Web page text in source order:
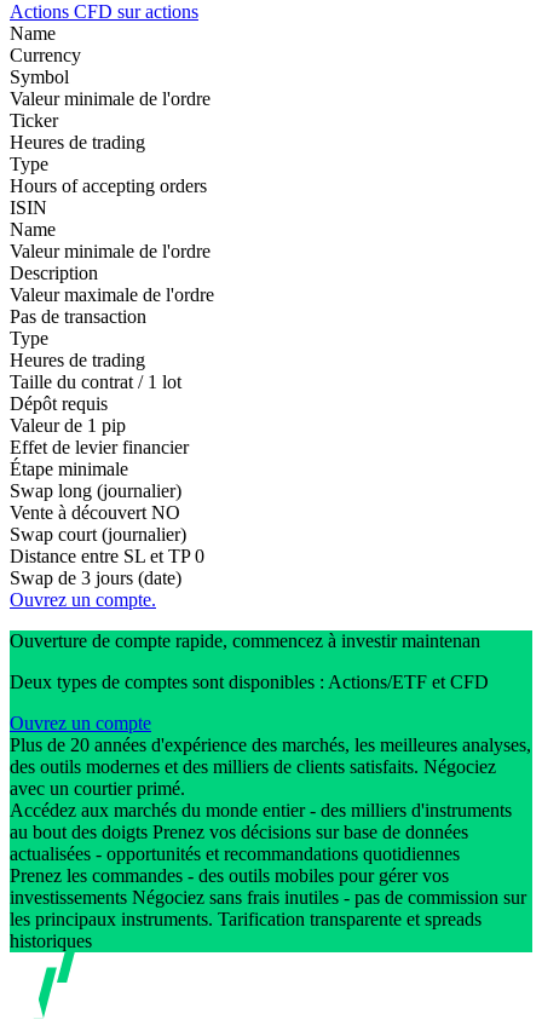
Actions CFD sur actions
Name
Currency
Symbol
Valeur minimale de l'ordre
Ticker
Heures de trading
Type
Hours of accepting orders
ISIN
Name
Valeur minimale de l'ordre
Description
Valeur maximale de l'ordre
Pas de transaction
Type
Heures de trading
Taille du contrat / 1 lot
Dépôt requis
Valeur de 1 pip
Effet de levier financier
Étape minimale
Swap long (journalier)
Vente à découvert NO
Swap court (journalier)
Distance entre SL et TP 0
Swap de 3 jours (date)
Ouvrez un compte.
Ouverture de compte rapide, commencez à investir maintenan
Deux types de comptes sont disponibles : Actions/ETF et CFD
Ouvrez un compte
Plus de 20 années d'expérience des marchés, les meilleures analyses,
des outils modernes et des milliers de clients satisfaits. Négociez
avec un courtier primé.
Accédez aux marchés du monde entier - des milliers d'instruments
au bout des doigts Prenez vos décisions sur base de données
actualisées - opportunités et recommandations quotidiennes
Prenez les commandes - des outils mobiles pour gérer vos
investissements Négociez sans frais inutiles - pas de commission sur
les principaux instruments. Tarification transparente et spreads
historiques